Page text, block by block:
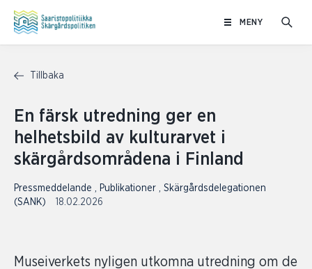
MENY
Tillbaka
En färsk utredning ger en
helhetsbild av kulturarvet i
skärgårdsområdena i Finland
Pressmeddelande , Publikationer , Skärgårdsdelegationen
(SANK)
18.02.2026
Museiverkets nyligen utkomna utredning om de